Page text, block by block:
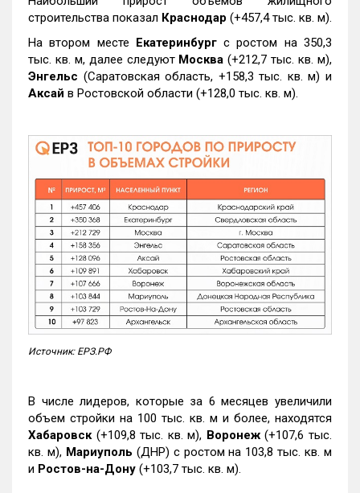
строительства показал Краснодар (+457,4 тыс. кв. м).
На втором месте Екатеринбургс ростом на 350,3
тыс. кв. м, далее следуют Москва (+212,7 тыс. кв. м),
Энгельс (Саратовская область, +158,3 тыс. кв. м) и
Аксай в Ростовской области (+128,0 тыс. кв. м).
Источник: ЕРЗ.РФ
В числе лидеров, которые за 6 месяцев увеличили
объем стройки на 100 тыс. кв. м и более, находятся
Хабаровск (+109,8 тыс. кв. м), Воронеж(+107,6 тыс.
кв. м), Мариуполь (ДНР) с ростом на 103,8 тыс. кв. м
и Ростов-на-Дону (+103,7 тыс. кв. м).